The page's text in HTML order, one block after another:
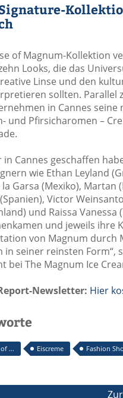
of Magnum-Kollektion
Looks, die das
Linse und den
sollten. Parallel
in Cannes
und Pfirsicharomen –
in Cannes geschaffen
wie Ethan Leyland
la Garsa (Mexiko),
Victor
und Raissa
und jeweils ihre
von Magnum durch
in seiner reinsten Form“,
bei The Magnum Ice
Newsletter: Hier
... Eiscreme Fashion